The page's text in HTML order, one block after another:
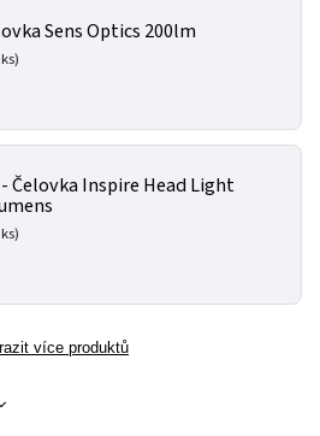
Sens Optics 200lm
Čelovka Inspire Head Light
více produktů